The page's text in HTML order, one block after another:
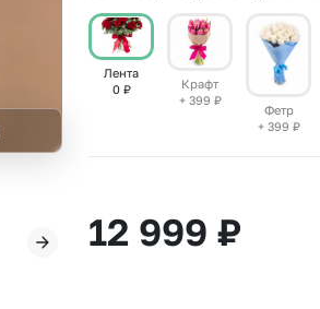
Лента
0 ₽
Крафт
+ 399 ₽
Фетр
+ 399 ₽
12 999 ₽